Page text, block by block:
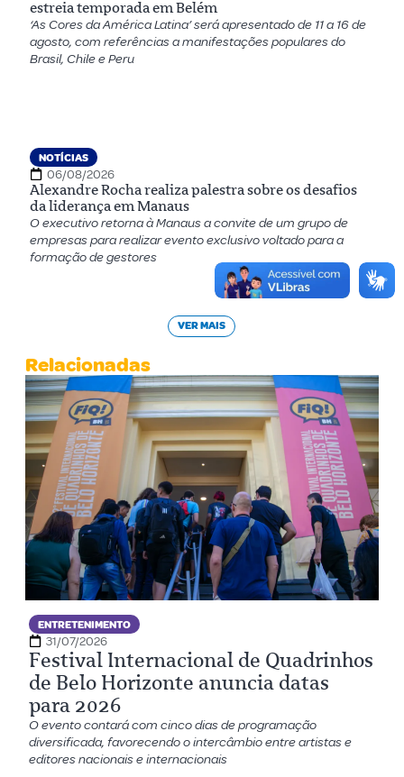
estreia temporada em Belém
‘As Cores da América Latina’ será apresentado de 11 a 16 de
agosto, com referências a manifestações populares do
Brasil, Chile e Peru
NOTÍCIAS
06/08/2026
Alexandre Rocha realiza palestra sobre os desafios
da liderança em Manaus
O executivo retorna à Manaus a convite de um grupo de
empresas para realizar evento exclusivo voltado para a
formação de gestores
VER MAIS
Relacionadas
ENTRETENIMENTO
31/07/2026
Festival Internacional de Quadrinhos
de Belo Horizonte anuncia datas
para 2026
O evento contará com cinco dias de programação
diversificada, favorecendo o intercâmbio entre artistas e
editores nacionais e internacionais